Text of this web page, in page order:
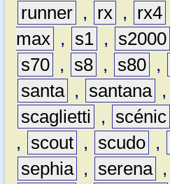
runner , rx , rx4
max , s1 , s2000
s70 , s8 , s80 ,
santa , santana ,
scaglietti
, scénic
,
scout , scudo ,
sephia , serena ,